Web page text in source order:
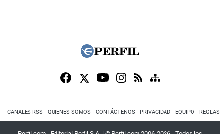
CANALES RSS QUIENES SOMOS CONTÁCTENOS PRIVACIDAD EQUIPO